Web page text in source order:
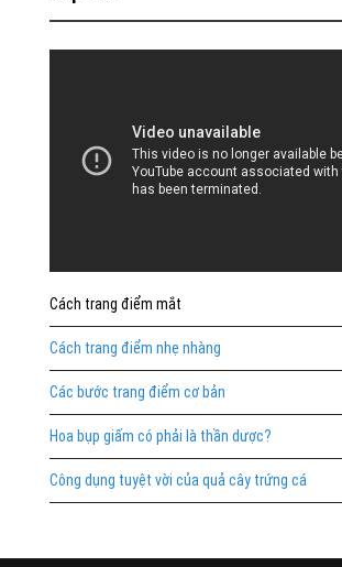
Cách trang điểm mắt
Cách trang điểm nhẹ nhàng
Các bước trang điểm cơ bản
Hoa bụp giấm có phải là thần dược?
Công dụng tuyệt vời của quả cây trứng cá